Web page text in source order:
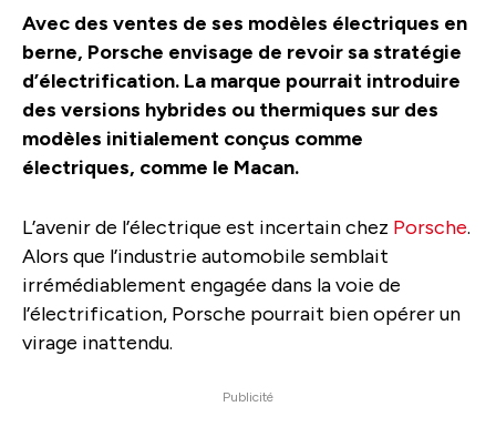
Avec des ventes de ses modèles électriques en
berne, Porsche envisage de revoir sa stratégie
d’électrification. La marque pourrait introduire
des versions hybrides ou thermiques sur des
modèles initialement conçus comme
électriques, comme le Macan.
L’avenir de l’électrique est incertain chez Porsche.
Alors que l’industrie automobile semblait
irrémédiablement engagée dans la voie de
l’électrification, Porsche pourrait bien opérer un
virage inattendu.
Publicité